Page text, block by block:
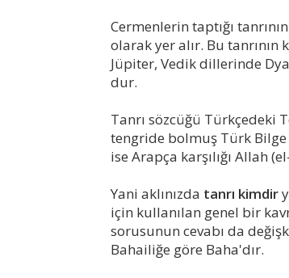
Cermenlerin taptığı
olarak yer alır. Bu tanrının
Jüpiter, Vedik dillerinde
dur.
Tanrı sözcüğü Türkçedeki
tengride bolmuş Türk
ise Arapça karşılığı Allah
Yani aklınızda tanrı kimdir
için kullanılan genel bir
sorusunun cevabı da
Bahailiğe göre Baha'dır.